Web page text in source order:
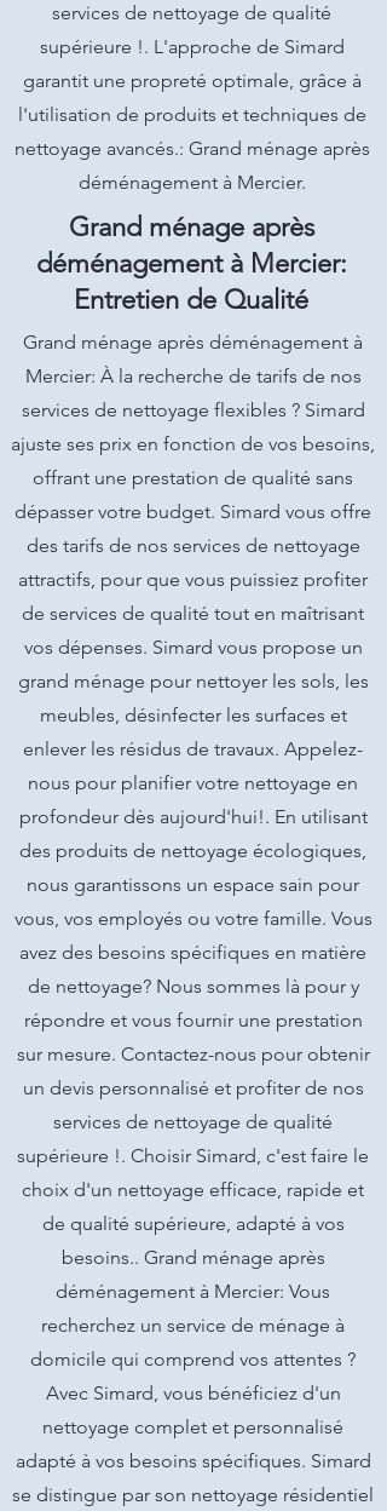
services de nettoyage de qualité
supérieure !. L'approche de Simard
garantit une propreté optimale, grâce à
l'utilisation de produits et techniques de
nettoyage avancés.: Grand ménage après
déménagement à Mercier.
Grand ménage après
déménagement à Mercier:
Entretien de Qualité
Grand ménage après déménagement à
Mercier: À la recherche de tarifs de nos
services de nettoyage flexibles ? Simard
ajuste ses prix en fonction de vos besoins,
offrant une prestation de qualité sans
dépasser votre budget. Simard vous offre
des tarifs de nos services de nettoyage
attractifs, pour que vous puissiez profiter
de services de qualité tout en maîtrisant
vos dépenses. Simard vous propose un
grand ménage pour nettoyer les sols, les
meubles, désinfecter les surfaces et
enlever les résidus de travaux. Appelez-
nous pour planifier votre nettoyage en
profondeur dès aujourd'hui!. En utilisant
des produits de nettoyage écologiques,
nous garantissons un espace sain pour
vous, vos employés ou votre famille. Vous
avez des besoins spécifiques en matière
de nettoyage? Nous sommes là pour y
répondre et vous fournir une prestation
sur mesure. Contactez-nous pour obtenir
un devis personnalisé et profiter de nos
services de nettoyage de qualité
supérieure !. Choisir Simard, c'est faire le
choix d'un nettoyage efficace, rapide et
de qualité supérieure, adapté à vos
besoins.. Grand ménage après
déménagement à Mercier: Vous
recherchez un service de ménage à
domicile qui comprend vos attentes ?
Avec Simard, vous bénéficiez d'un
nettoyage complet et personnalisé
adapté à vos besoins spécifiques. Simard
se distingue par son nettoyage résidentiel